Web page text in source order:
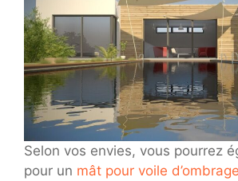
Selon vos envies, vous pourrez
pour un mât pour voile d’ombrage